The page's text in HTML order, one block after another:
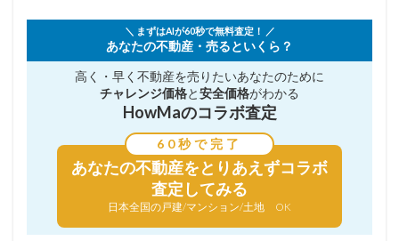
＼ まずはAIが60秒で無料査定！ ／
あなたの不動産・売るといくら？
高く・早く不動産を売りたいあなたのために
チャレンジ価格と安全価格がわかる
HowMaのコラボ査定
60秒で完了
あなたの不動産をとりあえずコラボ
査定してみる
日本全国の戸建/マンション/土地 OK